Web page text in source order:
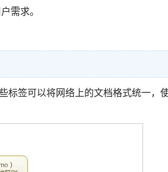
需求。
标签可以将网络上的文档格式统一，